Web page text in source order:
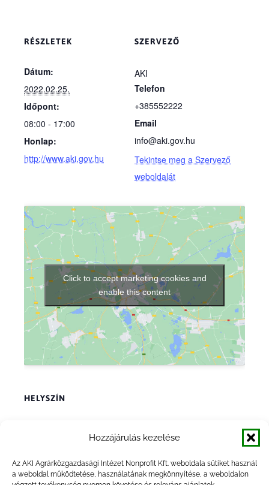
Hozzájárulás kezelése
Az AKI Agrárközgazdasági Intézet Nonprofit Kft. weboldala sütiket használ
a weboldal működtetése, használatának megkönnyítése, a weboldalon
RÉSZLETEK
Dátum:
2022.02.25.
Időpont:
08:00 - 17:00
Honlap:
http://www.aki.gov.hu
SZERVEZŐ
AKI
Telefon
+385552222
Email
info@aki.gov.hu
Tekintse meg a Szervező
weboldalát
HELYSZÍN
Budapest, 1093 Magyarország + Google Térkép
Telefon
Click to accept marketing cookies and
enable this content